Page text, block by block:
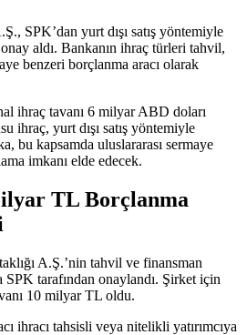
SPK’dan yurt dışı satış yöntemiyle
aldı. Bankanın ihraç türleri tahvil,
benzeri borçlanma aracı olarak
ihraç tavanı 6 milyar ABD doları
ihraç, yurt dışı satış yöntemiyle
bu kapsamda uluslararası sermaye
imkanı elde edecek.
TL Borçlanma
A.Ş.’nin tahvil ve finansman
SPK tarafından onaylandı. Şirket için
10 milyar TL oldu.
ihracı tahsisli veya nitelikli yatırımcıya